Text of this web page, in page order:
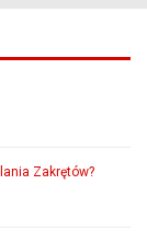
Zakrętów?